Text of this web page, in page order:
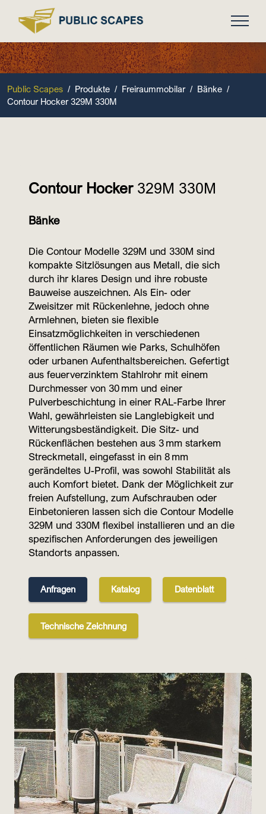
Public Scapes / Produkte / Freiraummobilar/ Bänke /
Contour Hocker 329M 330M
Contour Hocker 329M 330M
Bänke
Die Contour Modelle 329M und 330M sind
kompakte Sitzlösungen aus Metall, die sich
durch ihr klares Design und ihre robuste
Bauweise auszeichnen. Als Ein- oder
Zweisitzer mit Rückenlehne, jedoch ohne
Armlehnen, bieten sie flexible
Einsatzmöglichkeiten in verschiedenen
öffentlichen Räumen wie Parks, Schulhöfen
oder urbanen Aufenthaltsbereichen. Gefertigt
aus feuerverzinktem Stahlrohr mit einem
Durchmesser von 30 mm und einer
Pulverbeschichtung in einer RAL-Farbe Ihrer
Wahl, gewährleisten sie Langlebigkeit und
Witterungsbeständigkeit. Die Sitz- und
Rückenflächen bestehen aus 3 mm starkem
Streckmetall, eingefasst in ein 8 mm
gerändeltes U-Profil, was sowohl Stabilität als
auch Komfort bietet. Dank der Möglichkeit zur
freien Aufstellung, zum Aufschrauben oder
Einbetonieren lassen sich die Contour Modelle
329M und 330M flexibel installieren und an die
spezifischen Anforderungen des jeweiligen
Standorts anpassen.
Anfragen Katalog Datenblatt
Technische Zeichnung